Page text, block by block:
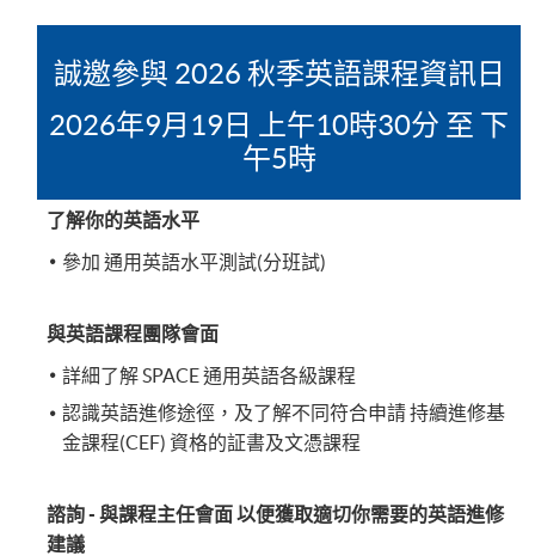
誠邀參與 2026 秋季英語課程資訊日
2026年9月19日 上午10時30分 至 下
午5時
了解你的英語水平
參加 通用英語水平測試(分班試)
與英語課程團隊會面
詳細了解 SPACE 通用英語各級課程
認識英語進修途徑，及了解不同符合申請 持續進修基
金課程(CEF) 資格的証書及文憑課程
諮詢 - 與課程主任會面 以便獲取適切你需要的英語進修
建議